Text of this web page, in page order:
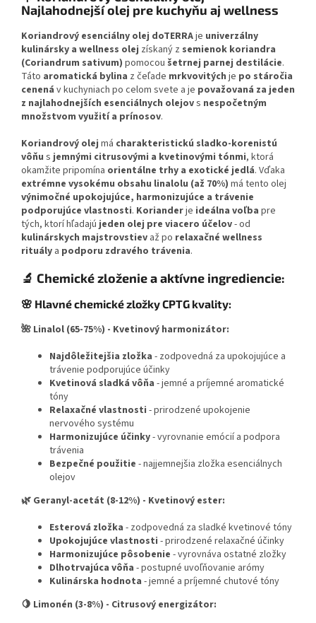
Najlahodnejší olej pre kuchyňu aj wellness
Koriandrový esenciálny olej doTERRAje univerzálny
kulinársky a wellness olej získaný z semienok koriandra
(Coriandrum sativum) pomocou šetrnej parnej destilácie.
Táto aromatická bylina z čeľade mrkvovitých je po stáročia
cenená v kuchyniach po celom svete a je považovaná za jeden
z najlahodnejších esenciálnych olejovs nespočetným
množstvom využití a prínosov.
Koriandrový olej má charakteristickú sladko-korenistú
vôňu s jemnými citrusovými a kvetinovými tónmi, ktorá
okamžite pripomína orientálne trhy a exotické jedlá. Vďaka
extrémne vysokému obsahu linalolu (až 70%) má tento olej
výnimočné upokojujúce, harmonizujúce a trávenie
podporujúce vlastnosti. Korianderje ideálna voľba pre
tých, ktorí hľadajú jeden olej pre viacero účelov- od
kulinárskych majstrovstiev až po relaxačné wellness
rituály a podporu zdravého trávenia.
🔬 Chemické zloženie a aktívne ingrediencie:
🌸 Hlavné chemické zložky CPTG kvality:
🌺 Linalol (65-75%) - Kvetinový harmonizátor:
Najdôležitejšia zložka - zodpovedná za upokojujúce a
trávenie podporujúce účinky
Kvetinová sladká vôňa - jemné a príjemné aromatické
tóny
Relaxačné vlastnosti - prirodzené upokojenie
nervového systému
Harmonizujúce účinky- vyrovnanie emócií a podpora
trávenia
Bezpečné použitie - najjemnejšia zložka esenciálnych
olejov
🌿 Geranyl-acetát (8-12%) - Kvetinový ester:
Esterová zložka - zodpovedná za sladké kvetinové tóny
Upokojujúce vlastnosti - prirodzené relaxačné účinky
Harmonizujúce pôsobenie - vyrovnáva ostatné zložky
Dlhotrvajúca vôňa - postupné uvoľňovanie arómy
Kulinárska hodnota - jemné a príjemné chutové tóny
🍋 Limonén (3-8%) - Citrusový energizátor: